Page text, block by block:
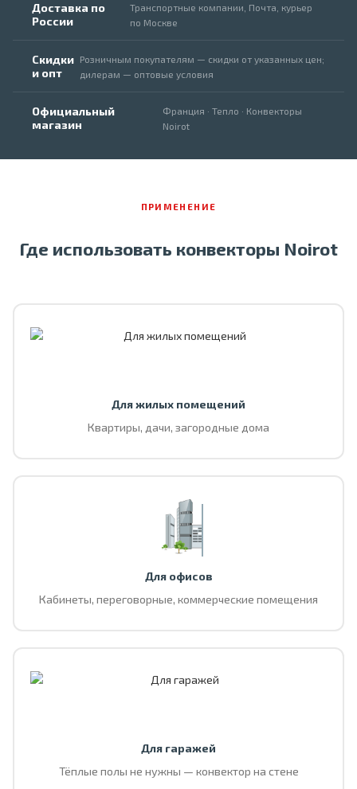
Доставка по
России
Транспортные компании, Почта, курьер
по Москве
Скидки
и опт
Розничным покупателям — скидки от указанных цен;
дилерам — оптовые условия
Официальный
магазин
Франция · Тепло · Конвекторы
Noirot
ПРИМЕНЕНИЕ
Где использовать конвекторы Noirot
Для жилых помещений
Квартиры, дачи, загородные дома
Для офисов
Кабинеты, переговорные, коммерческие помещения
Для гаражей
Тёплые полы не нужны — конвектор на стене